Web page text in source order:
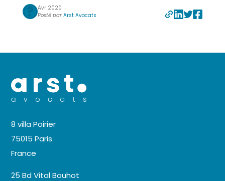
Avr 2020
Posté par Arst Avocats
8 villa Poirier
75015 Paris
France
25 Bd Vital Bouhot